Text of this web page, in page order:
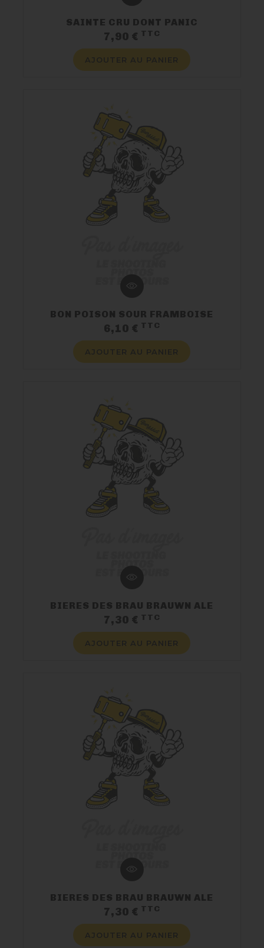
SAINTE CRU DONT PANIC
7,90 € TTC
AJOUTER AU PANIER
BON POISON SOUR FRAMBOISE
6,10 € TTC
AJOUTER AU PANIER
BIERES DES BRAU BRAUWN ALE
7,30 € TTC
AJOUTER AU PANIER
BIERES DES BRAU BRAUWN ALE
7,30 € TTC
AJOUTER AU PANIER